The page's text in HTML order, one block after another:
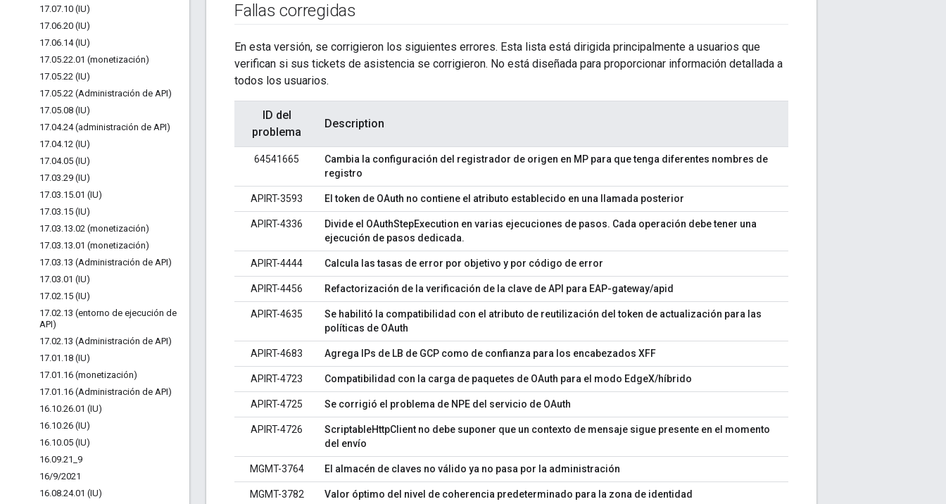
17.07.10 (IU)
17.06.20 (IU)
17.06.14 (IU)
17.05.22.01 (monetización)
17.05.22 (IU)
17.05.22 (Administración de API)
17.05.08 (IU)
17.04.24 (administración de API)
17.04.12 (IU)
17.04.05 (IU)
17.03.29 (IU)
17.03.15.01 (IU)
17.03.15 (IU)
17.03.13.02 (monetización)
17.03.13.01 (monetización)
17.03.13 (Administración de API)
17.03.01 (IU)
17.02.15 (IU)
17.02.13 (entorno de ejecución de
API)
17.02.13 (Administración de API)
17.01 .18 (IU)
17.01 .16 (monetización)
17.01 .16 (Administración de API)
16.10.26.01 (IU)
16.10.26 (IU)
16.10.05 (IU)
16.09.21 9
16/9/2021
16.08.24.01 (IU)
Fallas corregidas
En esta versión, se corrigieron los siguientes errores. Esta lista está dirigida principalmente a usuarios que
verifican si sus tickets de asistencia se corrigieron. No está diseñada para proporcionar información detallada a
todos los usuarios.
ID del
problema
Description
64541665
Cambia la configuración del registrador de origen en MP para que tenga diferentes nombres de
registro
APIRT-3593 El token de OAuth no contiene el atributo establecido en una llamada posterior
APIRT-4336
Divide el OAuthStepExecution en varias ejecuciones de pasos. Cada operación debe tener una
ejecución de pasos dedicada.
APIRT-4444 Calcula las tasas de error por objetivo y por código de error
APIRT-4456 Refactorización de la verificación de la clave de API para EAP-gateway/apid
APIRT-4635
Se habilitó la compatibilidad con el atributo de reutilización del token de actualización para las
políticas de OAuth
APIRT-4683 Agrega IPs de LB de GCP como de confianza para los encabezados XFF
APIRT-4723 Compatibilidad con la carga de paquetes de OAuth para el modo EdgeX/híbrido
APIRT-4725 Se corrigió el problema de NPE del servicio de OAuth
APIRT-4726
ScriptableHttpClient no debe suponer que un contexto de mensaje sigue presente en el momento
del envío
MGMT-3764 El almacén de claves no válido ya no pasa por la administración
MGMT-3782 Valor óptimo del nivel de coherencia predeterminado para la zona de identidad